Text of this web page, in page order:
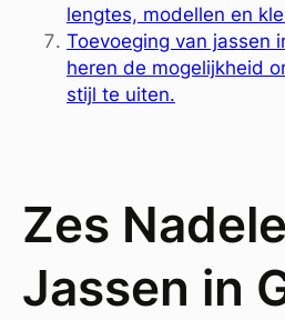
lengtes, modellen en
Toevoeging van jassen
heren de mogelijkheid
stijl te uiten.
Zes
Jassen in